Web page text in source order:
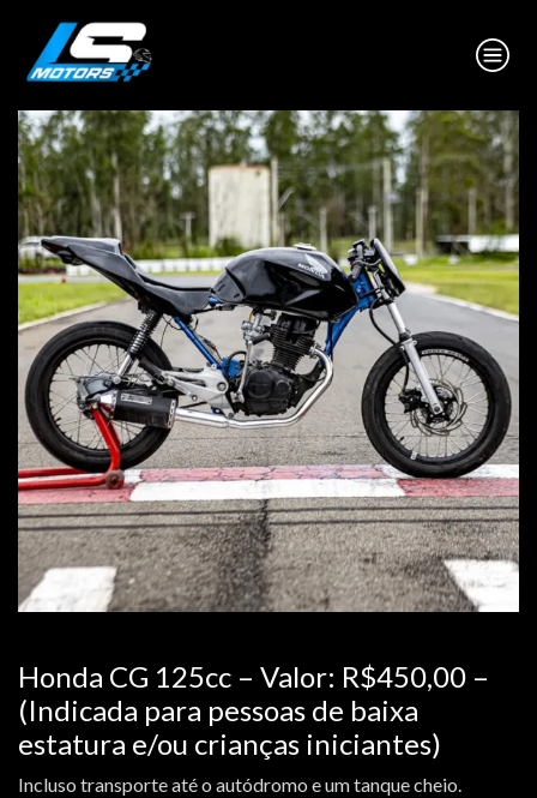
Honda CG 125cc – Valor: R$450,00 –
(Indicada para pessoas de baixa
estatura e/ou crianças iniciantes)
Incluso transporte até o autódromo e um tanque cheio.